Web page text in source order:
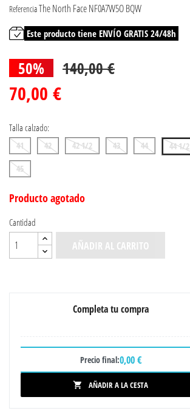
ReferenciaThe North Face NF0A7W5O BQW
Este producto tiene ENVÍO GRATIS 24/48h
50% 140,00 €
70,00 €
Talla calzado:
41 42 42 1/2 43 44
44 1/2
45
Producto agotado
Cantidad
AÑADIR AL CARRITO
Completa tu compra
Precio final:0,00 €
 AÑADIR A LA CESTA